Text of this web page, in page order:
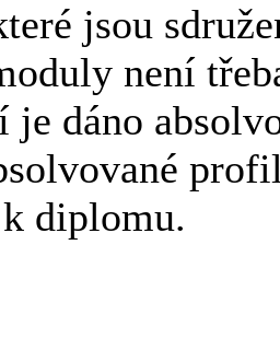
jsou
není
je dáno
diplomu.